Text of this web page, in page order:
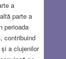
a
parte a
perioada
contribuind
a clujenilor